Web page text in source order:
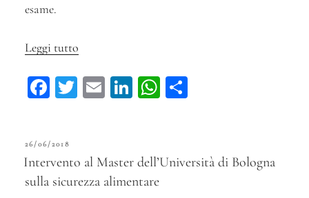
esame.
Leggi tutto
non
tra
vicini
Fa
ok
T
er
E
Li
dI
n
W
A
pp
vi
di
PUBBLICATO
IL
26/06/2018
Intervento al Master dell’Università di Bologna
sulla sicurezza alimentare